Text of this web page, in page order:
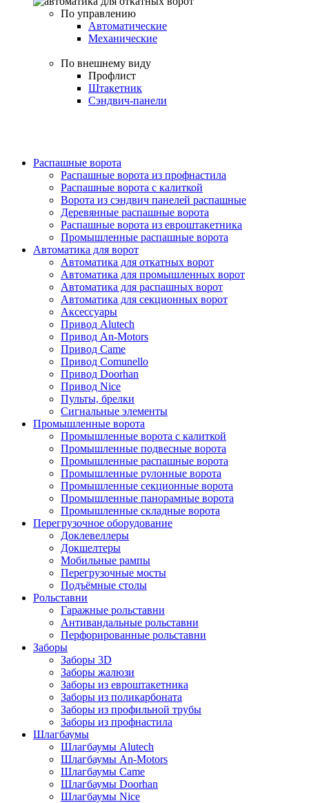
По управлению
Автоматические
Механические
По внешнему виду
Профлист
Штакетник
Сэндвич-панели
Распашные ворота
Распашные ворота из профнастила
Распашные ворота с калиткой
Ворота из сэндвич панелей распашные
Деревянные распашные ворота
Распашные ворота из евроштакетника
Промышленные распашные ворота
Автоматика для ворот
Автоматика для откатных ворот
Автоматика для промышленных ворот
Автоматика для распашных ворот
Автоматика для секционных ворот
Аксессуары
Привод Alutech
Привод An-Motors
Привод Came
Привод Comunello
Привод Doorhan
Привод Nice
Пульты, брелки
Сигнальные элементы
Промышленные ворота
Промышленные ворота с калиткой
Промышленные подвесные ворота
Промышленные распашные ворота
Промышленные рулонные ворота
Промышленные секционные ворота
Промышленные панорамные ворота
Промышленные складные ворота
Перегрузочное оборудование
Доклевеллеры
Докшелтеры
Мобильные рампы
Перегрузочные мосты
Подъёмные столы
Рольставни
Гаражные рольставни
Антивандальные рольставни
Перфорированные рольставни
Заборы
Заборы 3D
Заборы жалюзи
Заборы из евроштакетника
Заборы из поликарбоната
Заборы из профильной трубы
Заборы из профнастила
Шлагбаумы
Шлагбаумы Alutech
Шлагбаумы An-Motors
Шлагбаумы Came
Шлагбаумы Doorhan
Шлагбаумы Nice